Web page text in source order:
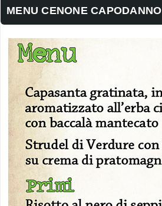
MENU CENONE CAPODANNO